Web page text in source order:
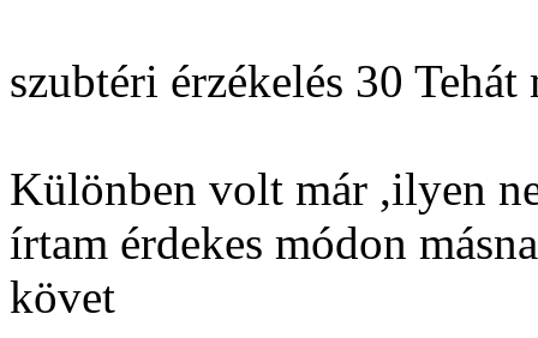
szubtéri érzékelés 30 Tehát
Különben volt már ,ilyen
írtam érdekes módon
követ